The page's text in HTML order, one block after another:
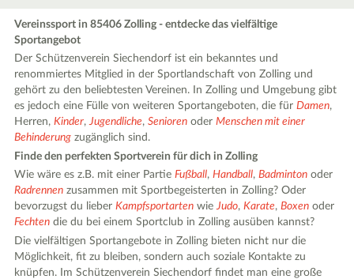
Vereinssport in 85406 Zolling - entdecke das vielfältige
Sportangebot
Der Schützenverein Siechendorf ist ein bekanntes und
renommiertes Mitglied in der Sportlandschaft von Zolling und
gehört zu den beliebtesten Vereinen. In Zolling und Umgebung gibt
es jedoch eine Fülle von weiteren Sportangeboten, die fürDamen,
Herren,Kinder,Jugendliche,Senioren oderMenschen mit einer
Behinderung zugänglich sind.
Finde den perfekten Sportverein für dich in Zolling
Wie wäre es z.B. mit einer PartieFußball,Handball,Badminton oder
Radrennen zusammen mit Sportbegeisterten in Zolling? Oder
bevorzugst du lieberKampfsportarten wieJudo,Karate,Boxen oder
Fechten die du bei einem Sportclub in Zolling ausüben kannst?
Die vielfältigen Sportangebote in Zolling bieten nicht nur die
Möglichkeit, fit zu bleiben, sondern auch soziale Kontakte zu
knüpfen. Im Schützenverein Siechendorf findet man eine große